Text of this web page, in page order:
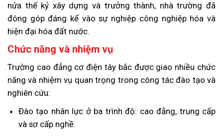
nửa thế kỷ xây dựng và trưởng thành, nhà trường đã
đóng góp đáng kể vào sự nghiệp công nghiệp hóa và
hiện đại hóa đất nước.
Chức năng và nhiệm vụ
Trường cao đẳng cơ điện tây bắc được giao nhiều chức
năng và nhiệm vụ quan trọng trong công tác đào tạo và
nghiên cứu:
Đào tạo nhân lực ở ba trình độ: cao đẳng, trung cấp
và sơ cấp nghề.